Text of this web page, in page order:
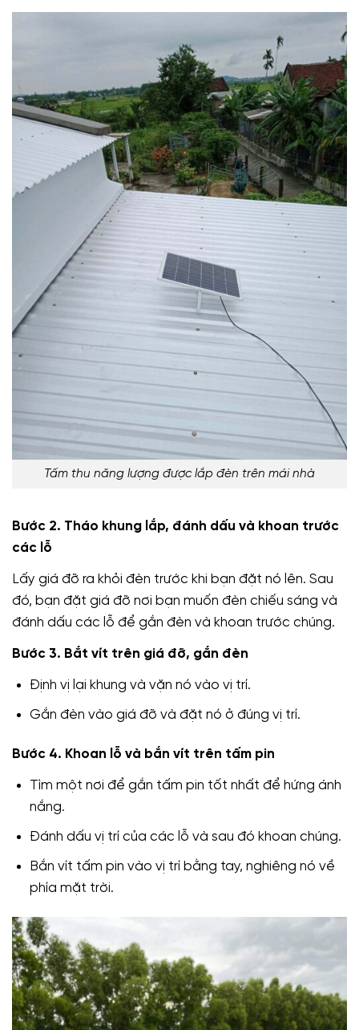
Tấm thu năng lượng được lắp đèn trên mái nhà
Bước 2. Tháo khung lắp, đánh dấu và khoan trước
các lỗ
Lấy giá đỡ ra khỏi đèn trước khi bạn đặt nó lên. Sau
đó, bạn đặt giá đỡ nơi bạn muốn đèn chiếu sáng và
đánh dấu các lỗ để gắn đèn và khoan trước chúng.
Bước 3. Bắt vít trên giá đỡ, gắn đèn
Định vị lại khung và vặn nó vào vị trí.
Gắn đèn vào giá đỡ và đặt nó ở đúng vị trí.
Bước 4. Khoan lỗ và bắn vít trên tấm pin
Tìm một nơi để gắn tấm pin tốt nhất để hứng ánh
nắng.
Đánh dấu vị trí của các lỗ và sau đó khoan chúng.
Bắn vít tấm pin vào vị trí bằng tay, nghiêng nó về
phía mặt trời.